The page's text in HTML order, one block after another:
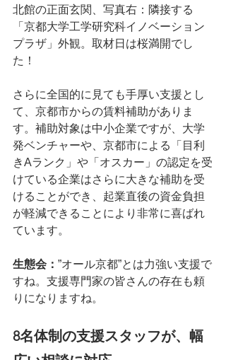
北館の正面玄関、写真右：隣接する
「京都大学工学研究科イノベーション
プラザ」外観。取材日は桜満開でし
た！
さらに全国的に見ても手厚い支援とし
て、京都市からの賃料補助がありま
す。補助対象は中小企業ですが、大学
発ベンチャーや、京都市による「目利
きAランク」や「オスカー」の認定を受
けている企業はさらに大きな補助を受
けることができ、起業直後の資金負担
が軽減できることにより非常に喜ばれ
ています。
生態会： ”オール京都”とは力強い支援で
すね。支援専門家の皆さんの存在も頼
りになりますね。
8名体制の支援スタッフが、幅